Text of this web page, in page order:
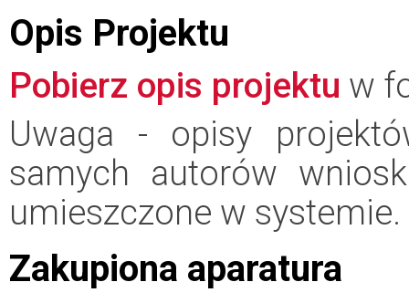
Opis Projektu
Pobierz opis projektu w
Uwaga - opisy
samych autorów
umieszczone w systemie.
Zakupiona aparatura